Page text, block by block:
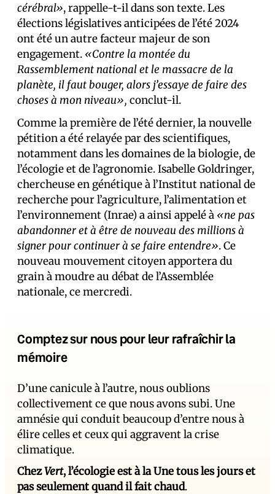
cérébral», rappelle-t-il dans son texte. Les
élections législatives anticipées de l’été 2024
ont été un autre facteur majeur de son
engagement. «Contre la montée du
Rassemblement national et le massacre de la
planète, il faut bouger, alors j’essaye de faire des
choses à mon niveau», conclut-il.
Comme la première de l’été dernier, la nouvelle
pétition a été relayée par des scientifiques,
notamment dans les domaines de la biologie, de
l’écologie et de l’agronomie. Isabelle Goldringer,
chercheuse en génétique à l’Institut national de
recherche pour l’agriculture, l’alimentation et
l’environnement (Inrae) a ainsi appelé à «ne pas
abandonner et à être de nouveau des millions à
signer pour continuer à se faire entendre». Ce
nouveau mouvement citoyen apportera du
grain à moudre au débat de l’Assemblée
nationale, ce mercredi.
Comptez sur nous pour leur rafraîchir la
mémoire
D’une canicule à l’autre, nous oublions
collectivement ce que nous avons subi. Une
amnésie qui conduit beaucoup d’entre nous à
élire celles et ceux qui aggravent la crise
climatique.
ChezVert, l’écologie est à la Une tous les jours et
pas seulement quand il fait chaud.